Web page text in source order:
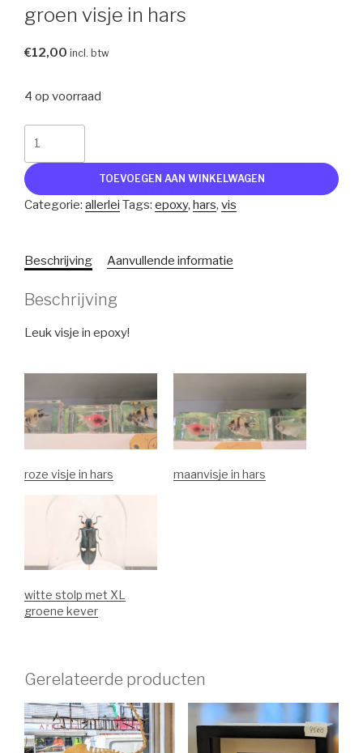
groen visje in hars
€12,00 incl. btw
4 op voorraad
in
hars
aantal
TOEVOEGEN AAN WINKELWAGEN
Categorie: allerlei Tags: epoxy, hars, vis
Beschrijving Aanvullende informatie
Beschrijving
Leuk visje in epoxy!
roze visje in hars maanvisje in hars
witte stolp met XL
groene kever
Gerelateerde producten